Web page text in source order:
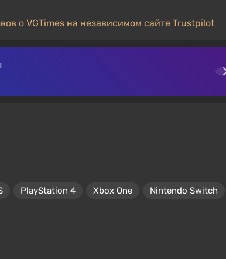
о VGTimes на независимом сайте Trustpilot
PlayStation 4 Xbox One
Nintendo Switch